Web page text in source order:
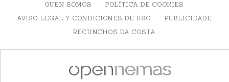
QUEN SOMOS
POLÍTICA DE COOKIES
AVISO LEGAL Y CONDICIONES DE USO
PUBLICIDADE
RECUNCHOS DA COSTA